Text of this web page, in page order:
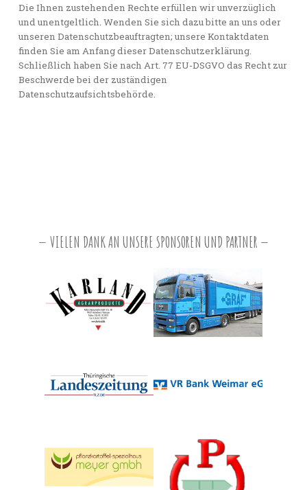
Die Ihnen zustehenden Rechte erfüllen wir unverzüglich
und unentgeltlich. Wenden Sie sich dazu bitte an uns oder
unseren Datenschutzbeauftragten; unsere Kontaktdaten
finden Sie am Anfang dieser Datenschutzerklärung.
Schließlich haben Sie nach Art. 77 EU-DSGVO das Recht zur
Beschwerde bei der zuständigen
Datenschutzaufsichtsbehörde.
VIELEN DANK AN UNSERE SPONSOREN UND PARTNER